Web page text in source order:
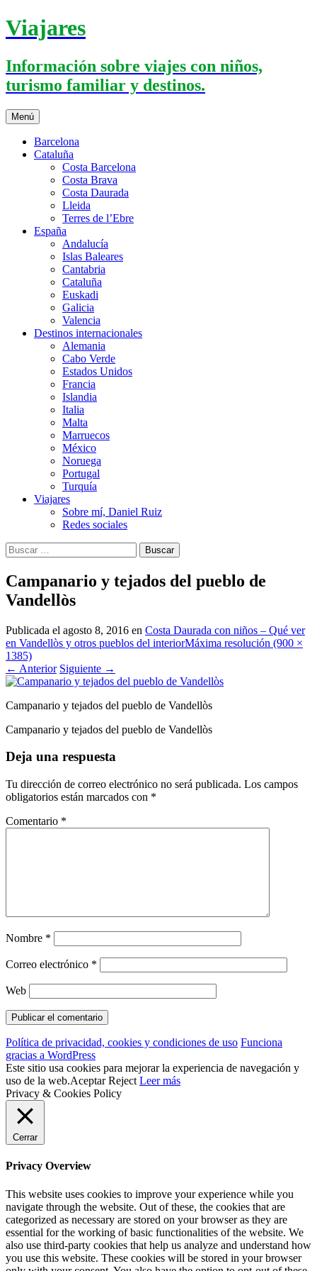
Saltar
al
Viajares
Información sobre viajes con niños,
turismo familiar y destinos.
Menú
Barcelona
Cataluña
Costa Barcelona
Costa Brava
Costa Daurada
Lleida
Terres de l’Ebre
España
Andalucía
Islas Baleares
Cantabria
Cataluña
Euskadi
Galicia
Valencia
Destinos internacionales
Alemania
Cabo Verde
Estados Unidos
Francia
Islandia
Italia
Malta
Marruecos
México
Noruega
Portugal
Turquía
Viajares
Sobre mí, Daniel Ruiz
Redes sociales
Buscar:
Campanario y tejados del pueblo de
Vandellòs
Publicada el agosto 8, 2016 en Costa Daurada con niños – Qué ver
en Vandellòs y otros pueblos del interiorMáxima resolución (900 ×
1385)
← Anterior Siguiente →
Campanario y tejados del pueblo de Vandellòs
Campanario y tejados del pueblo de Vandellòs
Deja una respuesta
Tu dirección de correo electrónico no será publicada. Los campos
obligatorios están marcados con *
Comentario *
Nombre *
Correo electrónico *
Web
Política de privacidad, cookies y condiciones de uso Funciona
gracias a WordPress
Este sitio usa cookies para mejorar la experiencia de navegación y
uso de la web.Aceptar Reject Leer más
Privacy & Cookies Policy
Cerrar
Privacy Overview
This website uses cookies to improve your experience while you
navigate through the website. Out of these, the cookies that are
categorized as necessary are stored on your browser as they are
essential for the working of basic functionalities of the website. We
also use third-party cookies that help us analyze and understand how
you use this website. These cookies will be stored in your browser